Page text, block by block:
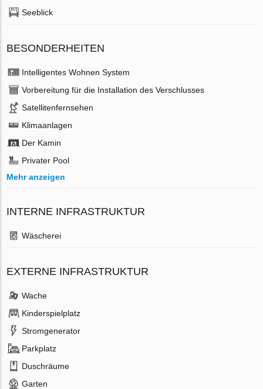
Seeblick
BESONDERHEITEN
Intelligentes Wohnen System
Vorbereitung für die Installation des Verschlusses
Satellitenfernsehen
Klimaanlagen
Der Kamin
Privater Pool
Mehr anzeigen
INTERNE INFRASTRUKTUR
Wäscherei
EXTERNE INFRASTRUKTUR
Wache
Kinderspielplatz
Stromgenerator
Parkplatz
Duschräume
Garten